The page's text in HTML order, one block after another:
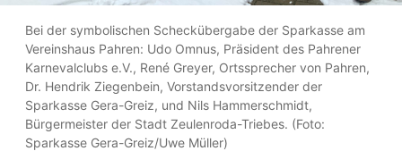
Bei der symbolischen Scheckübergabe der Sparkasse am
Vereinshaus Pahren: Udo Omnus, Präsident des Pahrener
Karnevalclubs e.V., René Greyer, Ortssprecher von Pahren,
Dr. Hendrik Ziegenbein, Vorstandsvorsitzender der
Sparkasse Gera-Greiz, und Nils Hammerschmidt,
Bürgermeister der Stadt Zeulenroda-Triebes. (Foto:
Sparkasse Gera-Greiz/Uwe Müller)